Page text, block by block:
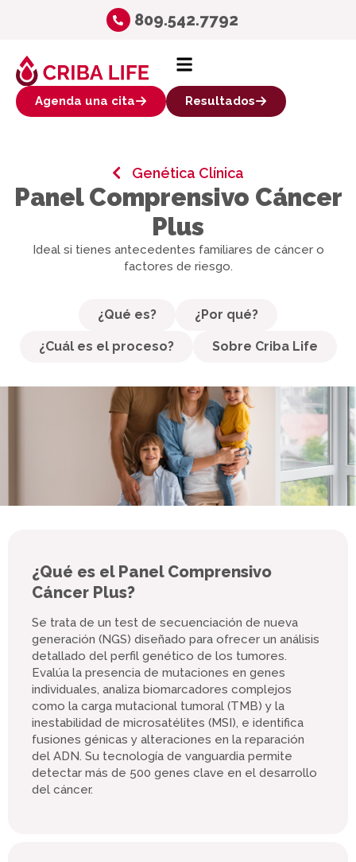
809.542.7792
Agenda una cita Resultados
Genética Clínica
Panel Comprensivo Cáncer
Plus
Ideal si tienes antecedentes familiares de cáncer o
factores de riesgo.
¿Qué es? ¿Por qué?
¿Cuál es el proceso? Sobre Criba Life
¿Qué es el Panel Comprensivo
Cáncer Plus?
Se trata de un test de secuenciación de nueva
generación (NGS) diseñado para ofrecer un análisis
detallado del perfil genético de los tumores.
Evalúa la presencia de mutaciones en genes
individuales, analiza biomarcadores complejos
como la carga mutacional tumoral (TMB) y la
inestabilidad de microsatélites (MSI), e identifica
fusiones génicas y alteraciones en la reparación
del ADN. Su tecnología de vanguardia permite
detectar más de 500 genes clave en el desarrollo
del cáncer.